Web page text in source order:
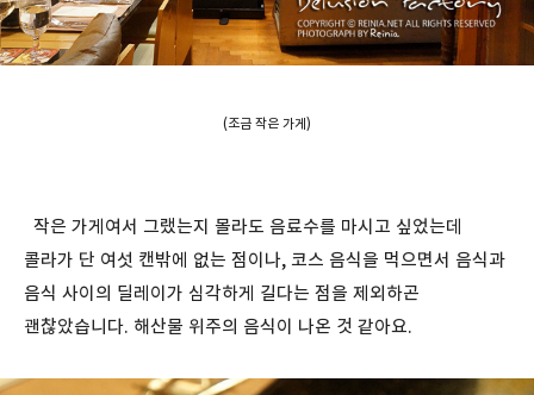
(조금 작은 가게)
작은 가게여서 그랬는지 몰라도 음료수를 마시고 싶었는데
콜라가 단 여섯 캔밖에 없는 점이나, 코스 음식을 먹으면서 음식과
음식 사이의 딜레이가 심각하게 길다는 점을 제외하곤
괜찮았습니다. 해산물 위주의 음식이 나온 것 같아요.